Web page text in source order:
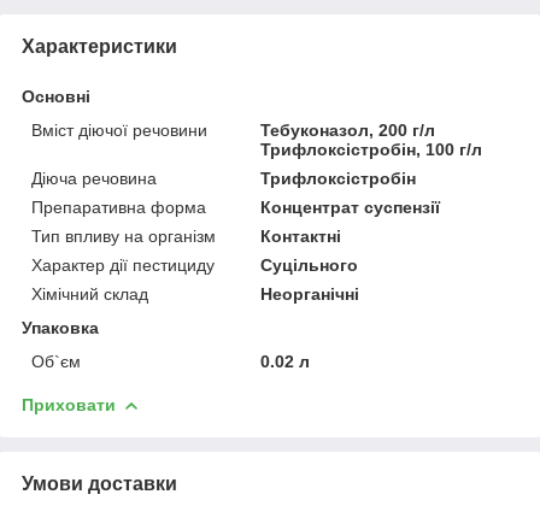
Характеристики
Основні
Вміст діючої речовини
Тебуконазол, 200 г/л
Трифлоксістробін, 100 г/л
Діюча речовина
Трифлоксістробін
Препаративна форма
Концентрат суспензії
Тип впливу на організм
Контактні
Характер дії пестициду
Суцільного
Хімічний склад
Неорганічні
Упаковка
Об`єм
0.02 л
Приховати
Умови доставки